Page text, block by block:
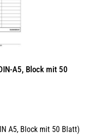
A5, Block mit 50
A5, Block mit 50 Blatt)